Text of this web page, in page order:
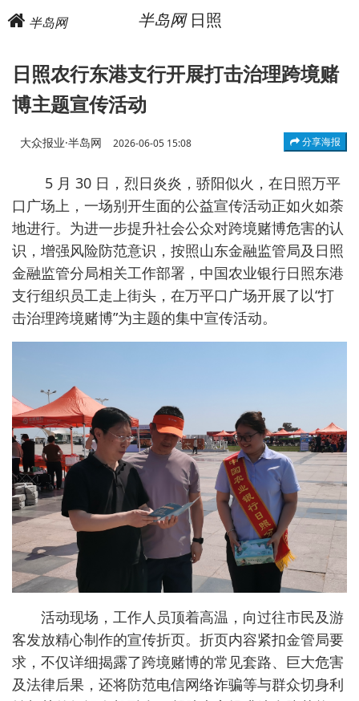
半岛网 半岛网日照
日照农行东港支行开展打击治理跨境赌
博主题宣传活动
大众报业·半岛网 2026-06-05 15:08 分享海报
5 月 30 日，烈日炎炎，骄阳似火，在日照万平
口广场上，一场别开生面的公益宣传活动正如火如荼
地进行。为进一步提升社会公众对跨境赌博危害的认
识，增强风险防范意识，按照山东金融监管局及日照
金融监管分局相关工作部署，中国农业银行日照东港
支行组织员工走上街头，在万平口广场开展了以“打
击治理跨境赌博”为主题的集中宣传活动。
活动现场，工作人员顶着高温，向过往市民及游
客发放精心制作的宣传折页。折页内容紧扣金管局要
求，不仅详细揭露了跨境赌博的常见套路、巨大危害
及法律后果，还将防范电信网络诈骗等与群众切身利